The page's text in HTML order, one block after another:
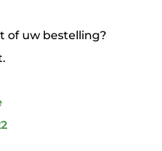
of uw bestelling?